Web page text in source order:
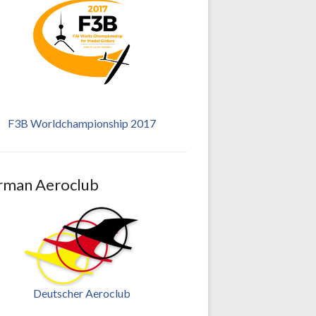
F3B Worldchampionship 2017
Aeroclub
Deutscher Aeroclub